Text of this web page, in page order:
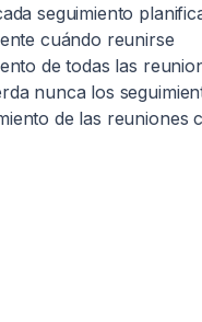
seguimiento
cuándo reunirse
de todas las
nunca los
de las reuniones